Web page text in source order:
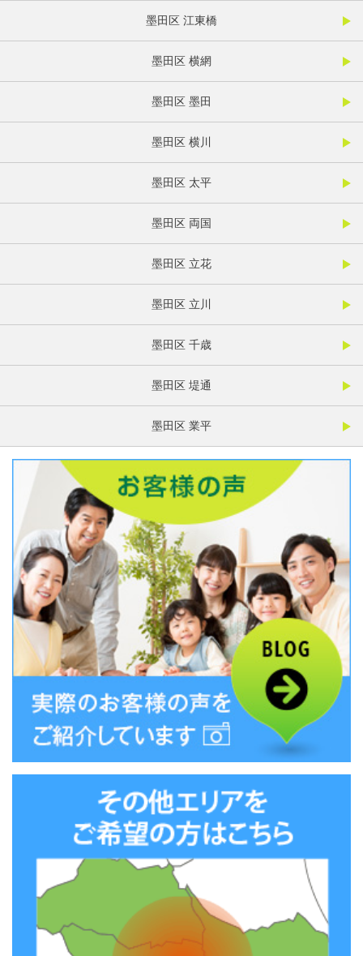
墨田区 江東橋
墨田区 横網
墨田区 墨田
墨田区 横川
墨田区 太平
墨田区 両国
墨田区 立花
墨田区 立川
墨田区 千歳
墨田区 堤通
墨田区 業平